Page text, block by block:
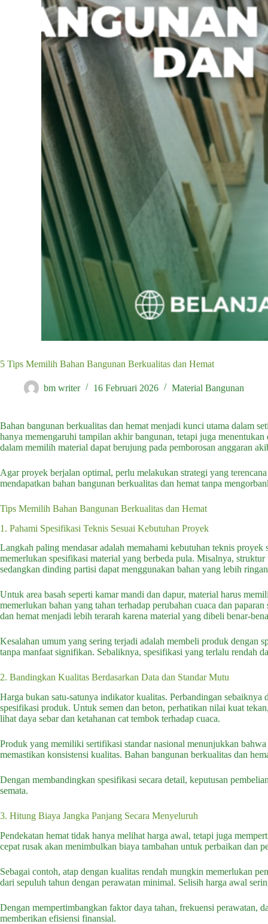
5 Tips Memilih Bahan Bangunan Berkualitas dan Hemat
bm writer 16 Februari 2026 Material Bangunan
Bahan bangunan berkualitas dan hemat menjadi kunci utama dalam
hanya memengaruhi tampilan akhir bangunan, tetapi juga
dalam memilih material dapat berujung pada pemborosan anggaran
Agar proyek berjalan optimal, perlu melakukan strategi yang
mendapatkan bahan bangunan berkualitas dan hemat tanpa
Tips Memilih Bahan Bangunan Berkualitas dan Hemat
1. Pahami Spesifikasi Teknis Sesuai Kebutuhan Proyek
Langkah paling mendasar adalah memahami kebutuhan teknis
memerlukan spesifikasi material yang berbeda pula. Misalnya,
sedangkan dinding partisi dapat menggunakan bahan yang lebih
Untuk area basah seperti kamar mandi dan dapur, material harus
memerlukan bahan yang tahan terhadap perubahan cuaca dan
dan hemat menjadi lebih terarah karena material yang dibeli benar-
Kesalahan umum yang sering terjadi adalah membeli produk dengan
tanpa manfaat signifikan. Sebaliknya, spesifikasi yang terlalu rendah
2. Bandingkan Kualitas Berdasarkan Data dan Standar Mutu
Harga bukan satu-satunya indikator kualitas. Perbandingan
spesifikasi produk. Untuk semen dan beton, perhatikan nilai kuat
lihat daya sebar dan ketahanan cat tembok terhadap cuaca.
Produk yang memiliki sertifikasi standar nasional menunjukkan
memastikan konsistensi kualitas. Bahan bangunan berkualitas dan
Dengan membandingkan spesifikasi secara detail, keputusan
semata.
3. Hitung Biaya Jangka Panjang Secara Menyeluruh
Pendekatan hemat tidak hanya melihat harga awal, tetapi juga
cepat rusak akan menimbulkan biaya tambahan untuk perbaikan dan
Sebagai contoh, atap dengan kualitas rendah mungkin memerlukan
dari sepuluh tahun dengan perawatan minimal. Selisih harga awal
Dengan mempertimbangkan faktor daya tahan, frekuensi perawatan,
memberikan efisiensi finansial.